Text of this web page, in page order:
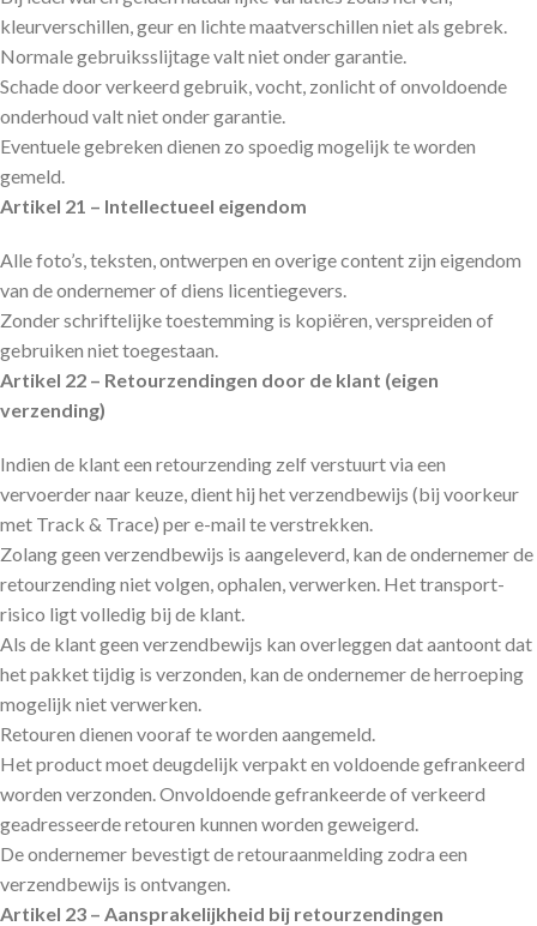
kleurverschillen, geur en lichte maatverschillen niet als gebrek.
Normale gebruiksslijtage valt niet onder garantie.
Schade door verkeerd gebruik, vocht, zonlicht of onvoldoende
onderhoud valt niet onder garantie.
Eventuele gebreken dienen zo spoedig mogelijk te worden
gemeld.
Artikel 21 – Intellectueel eigendom
Alle foto’s, teksten, ontwerpen en overige content zijn eigendom
van de ondernemer of diens licentiegevers.
Zonder schriftelijke toestemming is kopiëren, verspreiden of
gebruiken niet toegestaan.
Artikel 22 – Retourzendingen door de klant (eigen
verzending)
Indien de klant een retourzending zelf verstuurt via een
vervoerder naar keuze, dient hij het verzendbewijs (bij voorkeur
met Track & Trace) per e-mail te verstrekken.
Zolang geen verzendbewijs is aangeleverd, kan de ondernemer de
retourzending niet volgen, ophalen, verwerken. Het transport­
risico ligt volledig bij de klant.
Als de klant geen verzendbewijs kan overleggen dat aantoont dat
het pakket tijdig is verzonden, kan de ondernemer de herroeping
mogelijk niet verwerken.
Retouren dienen vooraf te worden aangemeld.
Het product moet deugdelijk verpakt en voldoende gefrankeerd
worden verzonden. Onvoldoende gefrankeerde of verkeerd
geadresseerde retouren kunnen worden geweigerd.
De ondernemer bevestigt de retouraanmelding zodra een
verzendbewijs is ontvangen.
Artikel 23 – Aansprakelijkheid bij retourzendingen